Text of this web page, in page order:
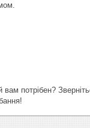
потрібен?